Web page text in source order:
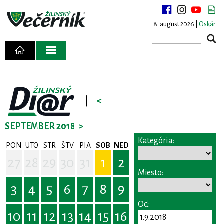
8. august 2026 | Oskár
<
SEPTEMBER 2018 >
PON UTO STR ŠTV PIA SOB NED
1
2
3
4 5 6 7 8
9
10 11 12 13 14 15 16
Kategória:
Miesto:
Od: